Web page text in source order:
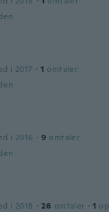
i 2017 · 1 omtaler
i 2016 · 9 omtaler
i 2018 · 26 omtaler · 1